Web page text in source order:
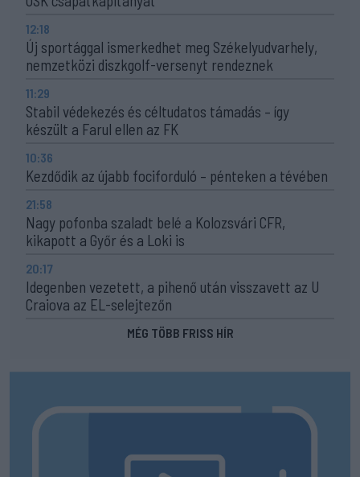
12:18
Új sportággal ismerkedhet meg Székelyudvarhely,
nemzetközi diszkgolf-versenyt rendeznek
11:29
Stabil védekezés és céltudatos támadás – így
készült a Farul ellen az FK
10:36
Kezdődik az újabb fociforduló – pénteken a tévében
21:58
Nagy pofonba szaladt belé a Kolozsvári CFR,
kikapott a Győr és a Loki is
20:17
Idegenben vezetett, a pihenő után visszavett az U
Craiova az EL-selejtezőn
MÉG TÖBB FRISS HÍR